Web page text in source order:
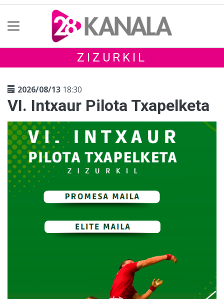
ZIZURKIL
2026/08/13 18:30
VI. Intxaur Pilota Txapelketa